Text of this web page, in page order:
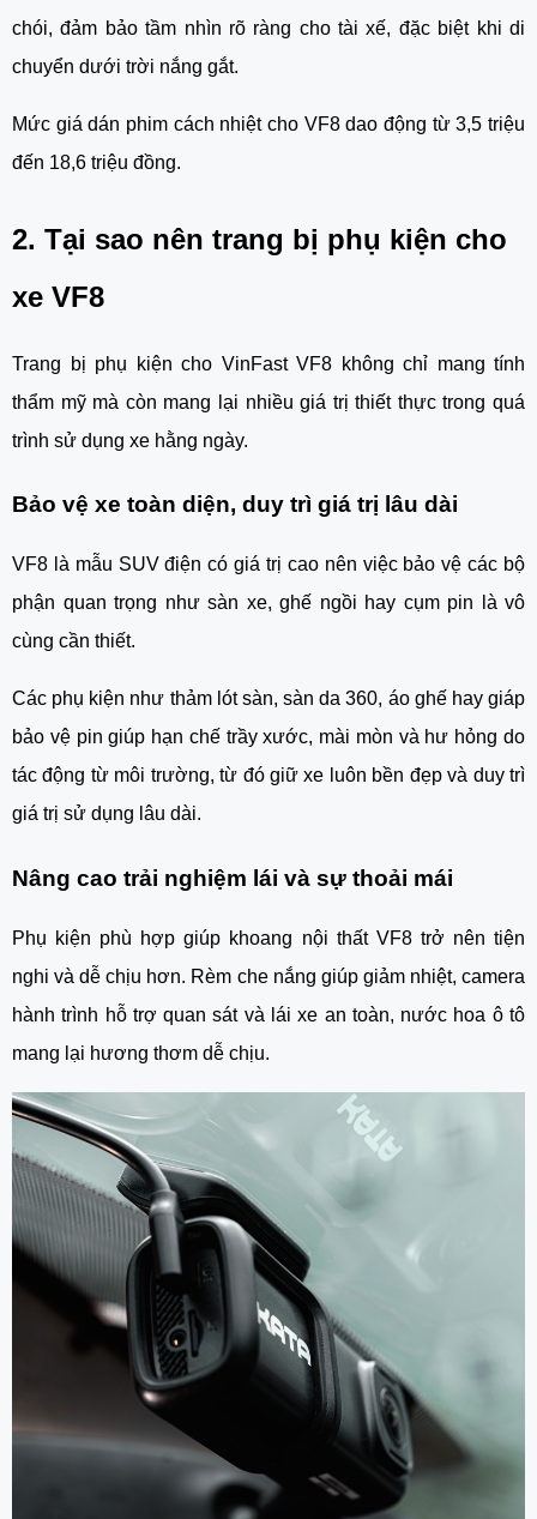
chói, đảm bảo tầm nhìn rõ ràng cho tài xế, đặc biệt khi di
chuyển dưới trời nắng gắt.
Mức giá dán phim cách nhiệt cho VF8 dao động từ 3,5 triệu
đến 18,6 triệu đồng.
2. Tại sao nên trang bị phụ kiện cho
xe VF8
Trang bị phụ kiện cho VinFast VF8 không chỉ mang tính
thẩm mỹ mà còn mang lại nhiều giá trị thiết thực trong quá
trình sử dụng xe hằng ngày.
Bảo vệ xe toàn diện, duy trì giá trị lâu dài
VF8 là mẫu SUV điện có giá trị cao nên việc bảo vệ các bộ
phận quan trọng như sàn xe, ghế ngồi hay cụm pin là vô
cùng cần thiết.
Các phụ kiện như thảm lót sàn, sàn da 360, áo ghế hay giáp
bảo vệ pin giúp hạn chế trầy xước, mài mòn và hư hỏng do
tác động từ môi trường, từ đó giữ xe luôn bền đẹp và duy trì
giá trị sử dụng lâu dài.
Nâng cao trải nghiệm lái và sự thoải mái
Phụ kiện phù hợp giúp khoang nội thất VF8 trở nên tiện
nghi và dễ chịu hơn. Rèm che nắng giúp giảm nhiệt, camera
hành trình hỗ trợ quan sát và lái xe an toàn, nước hoa ô tô
mang lại hương thơm dễ chịu.